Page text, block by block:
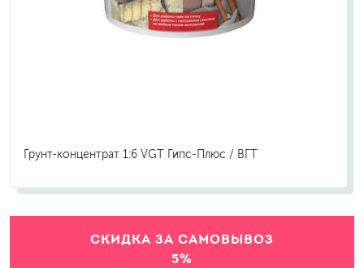
Грунт-концентрат 1:6 VGT Гипс-Плюс / ВГТ
СКИДКА ЗА САМОВЫВОЗ
5%